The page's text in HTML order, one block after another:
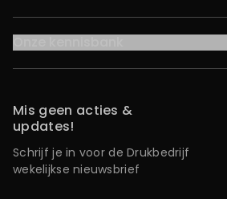
Mis geen acties &
updates!
Schrijf je in voor de Drukbedrijf
wekelijkse nieuwsbrief